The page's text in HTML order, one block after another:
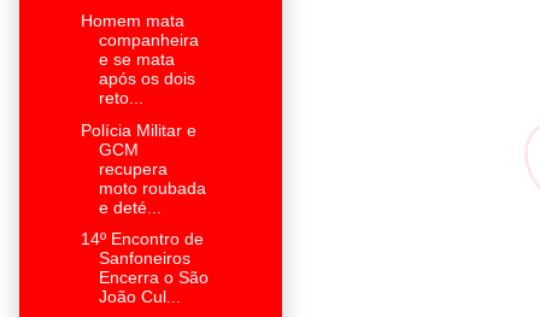
Homem mata
companheira
e se mata
após os dois
reto...
Polícia Militar e
GCM
recupera
moto roubada
e deté...
14º Encontro de
Sanfoneiros
Encerra o São
João Cul...